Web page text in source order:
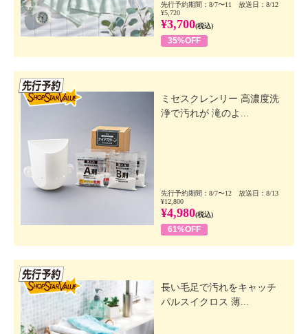
先行予約期間：8/7〜11 放送日：8/12
¥5,720
¥3,700(税込)
35%OFF
ミセスクレンリー 高濃度洗
浄で汚れが 滝のよ...
先行予約期間：8/7〜12 放送日：8/13
¥12,800
¥4,980(税込)
61%OFF
長い毛足で汚れをキャッチ
パルスイクロス 薄...